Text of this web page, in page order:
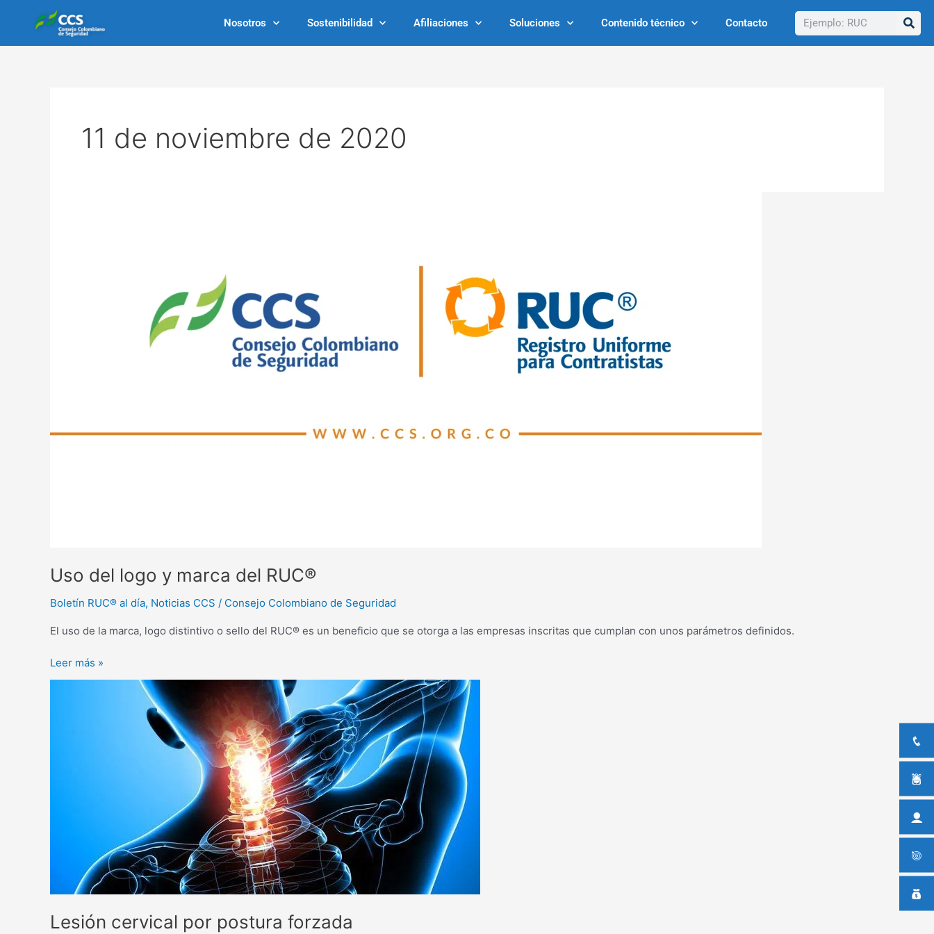
Nosotros Sostenibilidad Afiliaciones Soluciones Contenido técnico Contacto Buscar
11 de noviembre de 2020
Uso del logo y marca del RUC®
Boletín RUC® al día, Noticias CCS / Consejo Colombiano de Seguridad
El uso de la marca, logo distintivo o sello del RUC® es un beneficio que se otorga a las empresas inscritas que cumplan con unos parámetros definidos.
Leer más »
Lesión cervical por postura forzada